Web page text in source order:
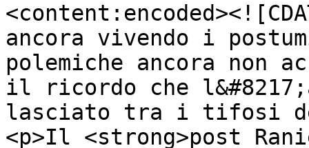
ancora vivendo i
polemiche ancora non
il ricordo che
lasciato tra i tifosi dei
<p>Il <strong>post